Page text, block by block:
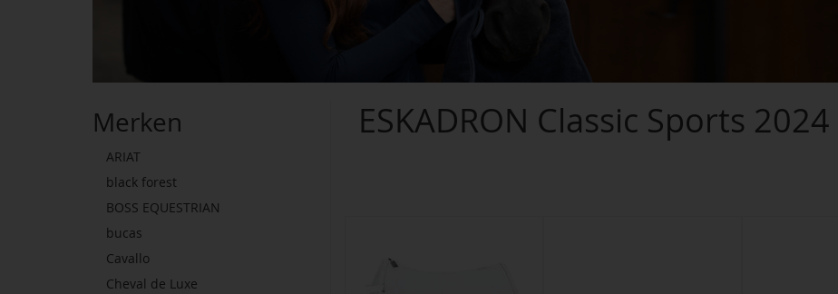
Merken
ARIAT
black forest
BOSS EQUESTRIAN
bucas
Cavallo
Cheval de Luxe
ESKADRON Classic Sports 2024